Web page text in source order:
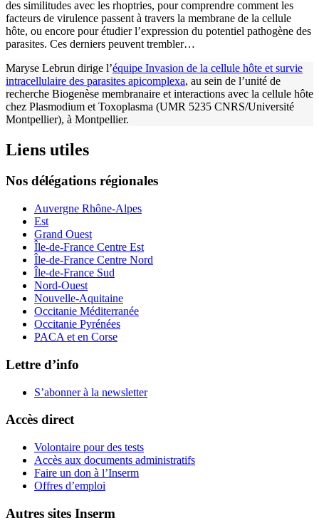
des similitudes avec les rhoptries, pour comprendre comment les
facteurs de virulence passent à travers la membrane de la cellule
hôte, ou encore pour étudier l’expression du potentiel pathogène des
parasites. Ces derniers peuvent trembler…
Maryse Lebrun dirige l’équipe Invasion de la cellule hôte et survie
intracellulaire des parasites apicomplexa, au sein de l’unité de
recherche Biogenèse membranaire et interactions avec la cellule hôte
chez Plasmodium et Toxoplasma (UMR 5235 CNRS/Université
Montpellier), à Montpellier.
Liens utiles
Nos délégations régionales
Auvergne Rhône-Alpes
Est
Grand Ouest
Île-de-France Centre Est
Île-de-France Centre Nord
Île-de-France Sud
Nord-Ouest
Nouvelle-Aquitaine
Occitanie Méditerranée
Occitanie Pyrénées
PACA et en Corse
Lettre d’info
S’abonner à la newsletter
Accès direct
Volontaire pour des tests
Accès aux documents administratifs
Faire un don à l’Inserm
Offres d’emploi
Autres sites Inserm